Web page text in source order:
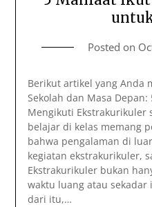
Posted on
Berikut artikel yang Anda
Sekolah dan Masa
Mengikuti Ekstrakurikuler
belajar di kelas memang
bahwa pengalaman di
kegiatan ekstrakurikuler,
Ekstrakurikuler bukan
waktu luang atau
dari itu,…